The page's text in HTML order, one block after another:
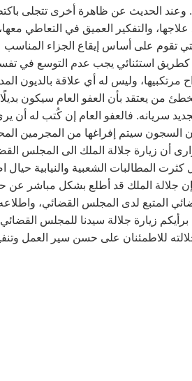
الحديث عن ظاهرة أخرى تتجلى
والتفكير العميق في التعاطي
تقوم على أساس إيقاع الجزاء
كطريق استثنائي يجب عدم التوسع في
مرتكبيها، وليس له أي علاقة بالديون
سريانه. فالعفو العام إن كُتب له أن
سيتم إفراغها من المجرمين
وارى أن زيارة جلالة الملك الى المجلس
كثرت المطالبات الشعبية والنيابية
بإن جلالة الملك قد أطلع بشكل مباشر
المتبع لدى المجلس القضائي،
زيارة جلالة سيدنا للمجلس
للاطمئنان على حسن سير العمل